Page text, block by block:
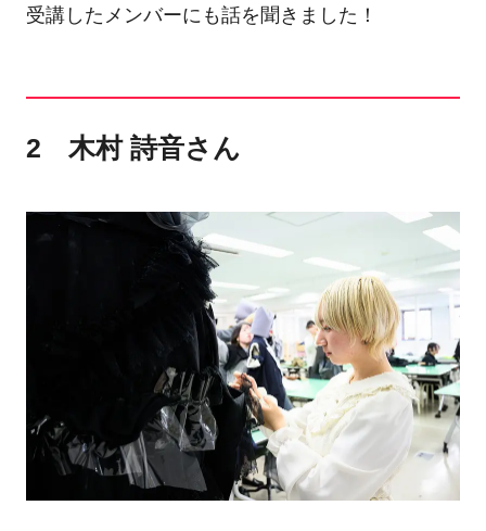
受講したメンバーにも話を聞きました！
2 木村 詩音さん